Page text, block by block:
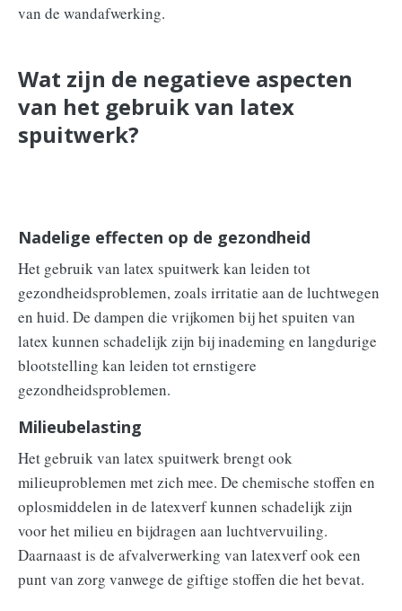
van de wandafwerking.
Wat zijn de negatieve aspecten
van het gebruik van latex
spuitwerk?
Nadelige effecten op de gezondheid
Het gebruik van latex spuitwerk kan leiden tot
gezondheidsproblemen, zoals irritatie aan de luchtwegen
en huid. De dampen die vrijkomen bij het spuiten van
latex kunnen schadelijk zijn bij inademing en langdurige
blootstelling kan leiden tot ernstigere
gezondheidsproblemen.
Milieubelasting
Het gebruik van latex spuitwerk brengt ook
milieuproblemen met zich mee. De chemische stoffen en
oplosmiddelen in de latexverf kunnen schadelijk zijn
voor het milieu en bijdragen aan luchtvervuiling.
Daarnaast is de afvalverwerking van latexverf ook een
punt van zorg vanwege de giftige stoffen die het bevat.